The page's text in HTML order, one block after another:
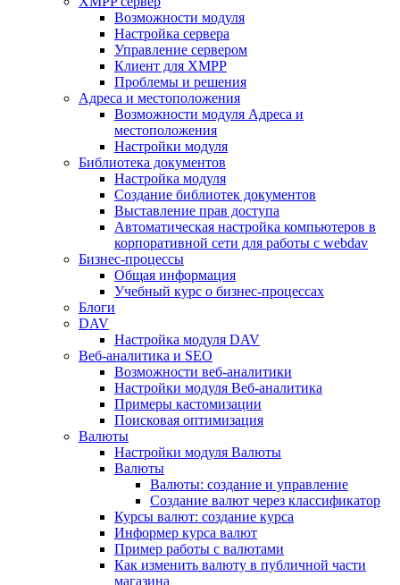
Возможности модуля
Настройка сервера
Управление сервером
Клиент для XMPP
Проблемы и решения
Адреса и местоположения
Возможности модуля Адреса и
местоположения
Настройки модуля
Библиотека документов
Настройка модуля
Создание библиотек документов
Выставление прав доступа
Автоматическая настройка компьютеров в
корпоративной сети для работы с webdav
Бизнес-процессы
Общая информация
Учебный курс о бизнес-процессах
Блоги
DAV
Настройка модуля DAV
Веб-аналитика и SEO
Возможности веб-аналитики
Настройки модуля Веб-аналитика
Примеры кастомизации
Поисковая оптимизация
Валюты
Настройки модуля Валюты
Валюты
Валюты: создание и управление
Создание валют через классификатор
Курсы валют: создание курса
Информер курса валют
Пример работы с валютами
Как изменить валюту в публичной части
магазина